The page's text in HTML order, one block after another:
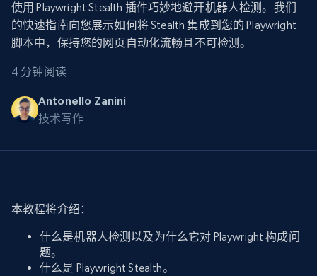
使用 Playwright Stealth 插件巧妙地避开机器人检测。我们
的快速指南向您展示如何将 Stealth 集成到您的 Playwright
脚本中，保持您的网页自动化流畅且不可检测。
4 分钟阅读
Antonello Zanini
技术写作
本教程将介绍：
什么是机器人检测以及为什么它对 Playwright 构成问
题。
什么是 Playwright Stealth。